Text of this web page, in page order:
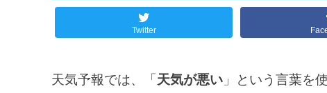
Twitter
天気予報では、「 天気が悪い 」という言葉を